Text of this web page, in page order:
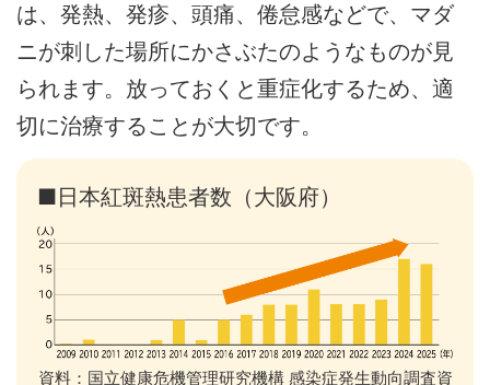
は、発熱、発疹、頭痛、倦怠感などで、マダ
ニが刺した場所にかさぶたのようなものが見
られます。放っておくと重症化するため、適
切に治療することが大切です。
■日本紅斑熱患者数（大阪府）
資料：国立健康危機管理研究機構 感染症発生動向調査資